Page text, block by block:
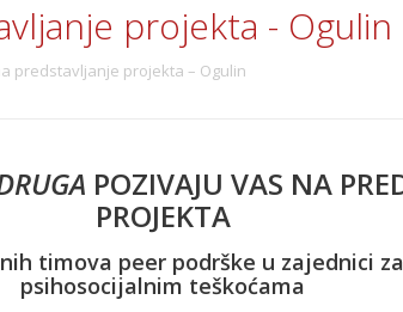
projekta - Ogulin
predstavljanje projekta – Ogulin
POZIVAJU VAS NA
PROJEKTA
timova peer podrške u zajednici
psihosocijalnim teškoćama